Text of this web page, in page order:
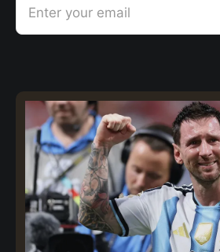
Enter your email